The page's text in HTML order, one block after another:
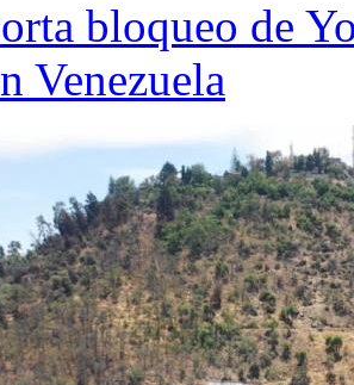
bloqueo de
Venezuela